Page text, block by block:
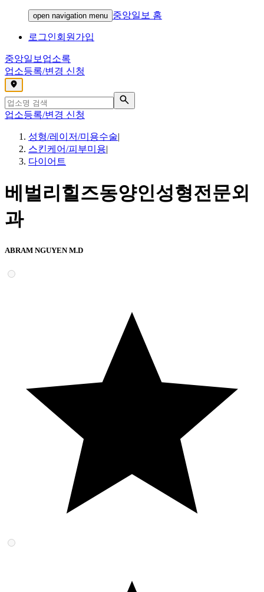
open navigation menu 중앙일보 홈
로그인회원가입
중앙일보 업소록
업소등록/변경 신청
,
업소등록/변경 신청
성형/레이저/미용수술|
스킨케어/피부미용|
다이어트
베벌리힐즈동양인성형전문외
과
ABRAM NGUYEN M.D